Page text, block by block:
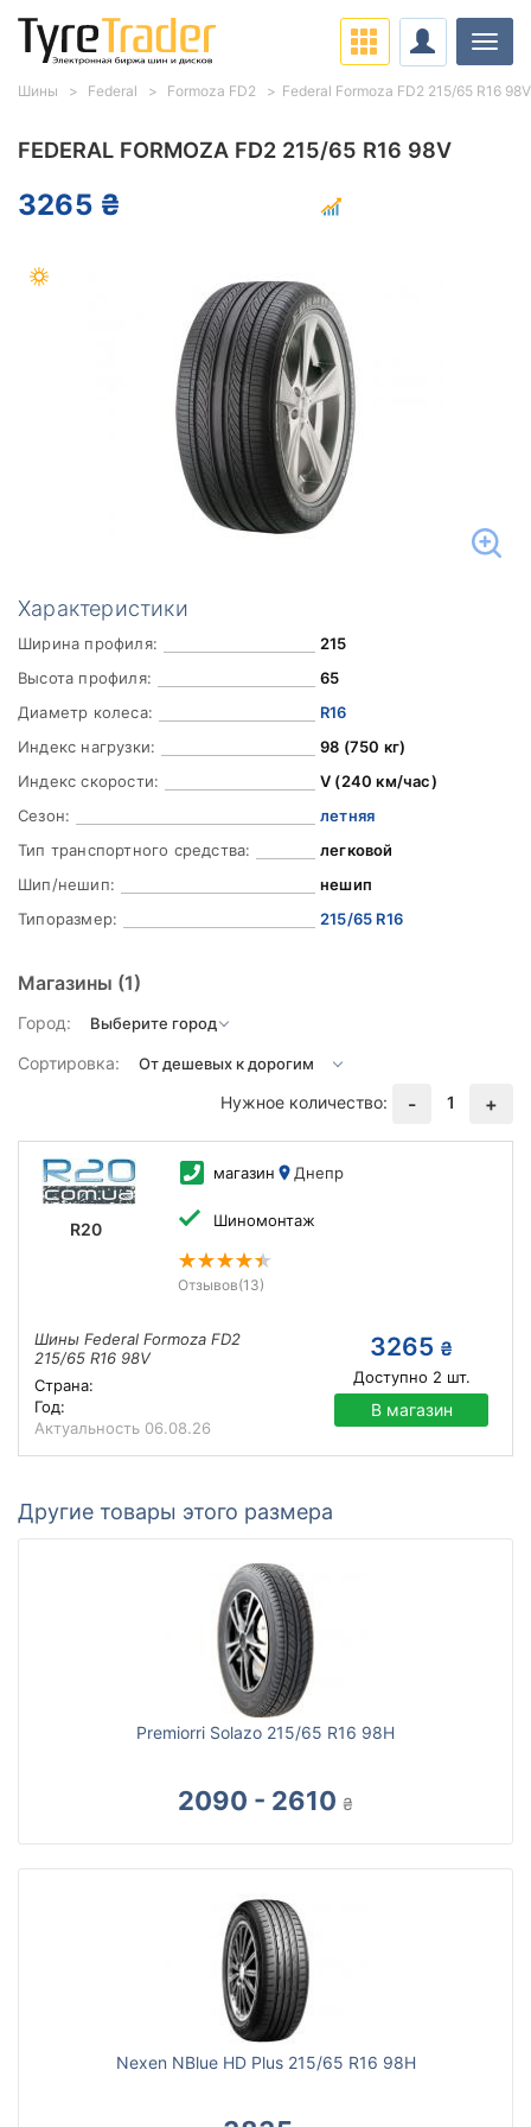
FEDERAL FORMOZA FD2 215/65 R16 98V
3265 ₴
Характеристики
Ширина профиля:
215
Высота профиля:
65
Диаметр колеса:
R16
Индекс нагрузки:
98 (750 кг)
Индекс скорости:
V (240 км/час)
Сезон:
летняя
Тип транспортного средства:
легковой
Шип/нешип:
нешип
Типоразмер:
215/65 R16
Магазины (1)
Город:
Сортировка:
Нужное количество:
- 1 +
R20
магазин Днепр
Шиномонтаж
Отзывов(13)
Шины Federal Formoza FD2
215/65 R16 98V
Страна:
Год:
Актуальность 06.08.26
3265 ₴
Доступно 2 шт.
В магазин
Другие товары этого размера
Premiorri Solazo 215/65 R16 98H
2090 - 2610 ₴
Nexen NBlue HD Plus 215/65 R16 98H
Шины Federal Formoza FD2 Federal Formoza FD2 215/65 R16 98V